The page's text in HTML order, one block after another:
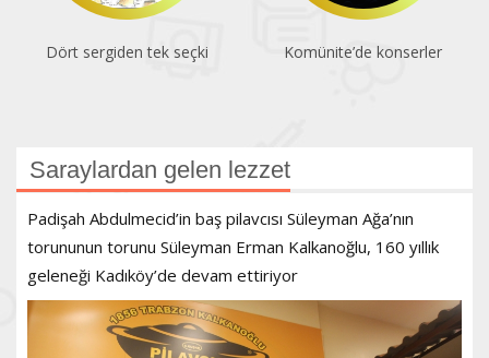
Dört sergiden tek seçki Komünite’de konserler
Saraylardan gelen lezzet
Padişah Abdulmecid’in baş pilavcısı Süleyman Ağa’nın
torununun torunu Süleyman Erman Kalkanoğlu, 160 yıllık
geleneği Kadıköy’de devam ettiriyor